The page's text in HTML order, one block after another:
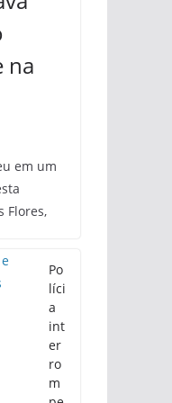
na
em um
Flores,
Po
líci
a
int
er
ro
m